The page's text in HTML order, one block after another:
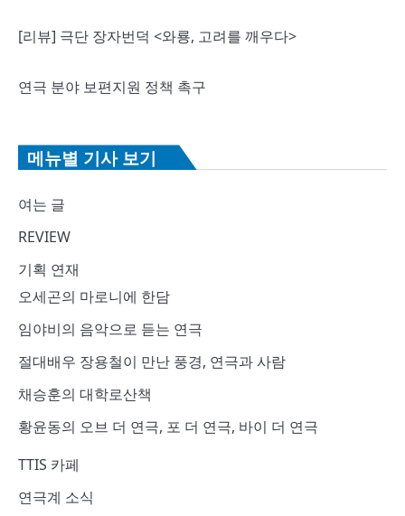
[리뷰] 극단 장자번덕 <와룡, 고려를 깨우다>
연극 분야 보편지원 정책 촉구
메뉴별 기사 보기
여는 글
REVIEW
기획 연재
오세곤의 마로니에 한담
임야비의 음악으로 듣는 연극
절대배우 장용철이 만난 풍경, 연극과 사람
채승훈의 대학로산책
황윤동의 오브 더 연극, 포 더 연극, 바이 더 연극
TTIS 카페
연극계 소식